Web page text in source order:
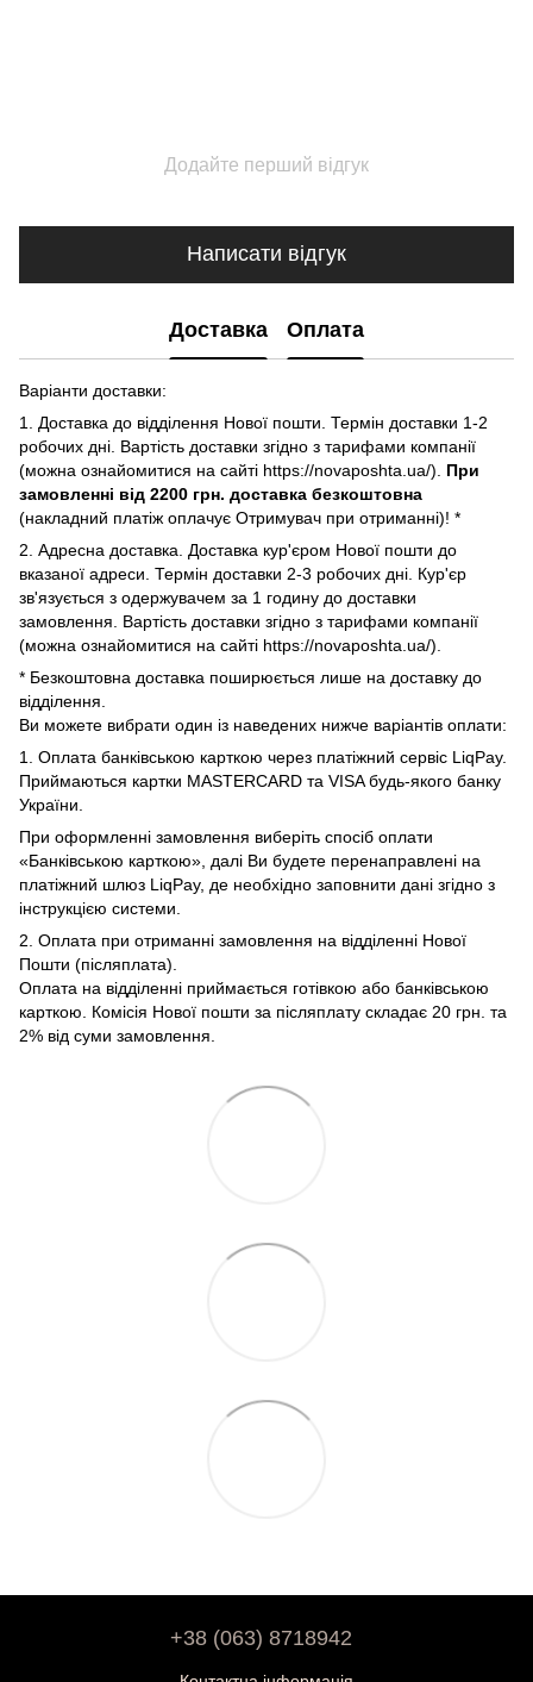
Додайте перший відгук
Написати відгук
Доставка Оплата
Варіанти доставки:
1. Доставка до відділення Нової пошти. Термін доставки 1-2
робочих дні. Вартість доставки згідно з тарифами компанії
(можна ознайомитися на сайті https://novaposhta.ua/). При
замовленні від 2200 грн. доставка безкоштовна
(накладний платіж оплачує Отримувач при отриманні)! *
2. Адресна доставка. Доставка кур'єром Нової пошти до
вказаної адреси. Термін доставки 2-3 робочих дні. Кур'єр
зв'язується з одержувачем за 1 годину до доставки
замовлення. Вартість доставки згідно з тарифами компанії
(можна ознайомитися на сайті https://novaposhta.ua/).
* Безкоштовна доставка поширюється лише на доставку до
відділення.
Ви можете вибрати один із наведених нижче варіантів оплати:
1. Оплата банківською карткою через платіжний сервіс LiqPay.
Приймаються картки MASTERCARD та VISA будь-якого банку
України.
При оформленні замовлення виберіть спосіб оплати
«Банківською карткою», далі Ви будете перенаправлені на
платіжний шлюз LiqPay, де необхідно заповнити дані згідно з
інструкцією системи.
2. Оплата при отриманні замовлення на відділенні Нової
Пошти (післяплата).
Оплата на відділенні приймається готівкою або банківською
карткою. Комісія Нової пошти за післяплату складає 20 грн. та
2% від суми замовлення.
+38 (063) 8718942